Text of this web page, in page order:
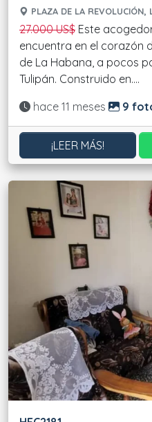
PLAZA DE LA REVOLUCIÓN,
27.000 US$ Este
encuentra en el corazón
de La Habana, a pocos
Tulipán. Construido en....
Actualizado:
hace 11 meses 9
¡LEER MÁS!